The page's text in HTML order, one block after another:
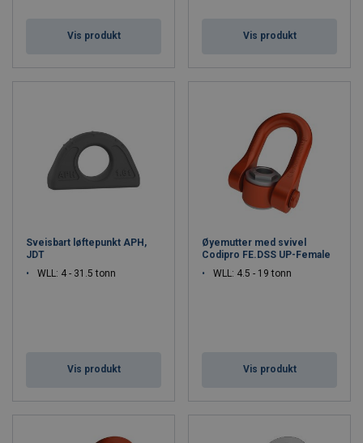
Vis produkt Vis produkt
Sveisbart løftepunkt APH,
JDT
WLL: 4 - 31.5 tonn
Vis produkt
Øyemutter med svivel
Codipro FE.DSS UP-Female
WLL: 4.5 - 19 tonn
Vis produkt